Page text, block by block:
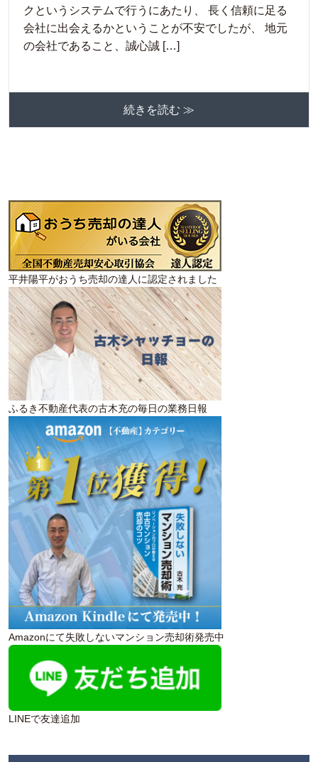
クというシステムで行うにあたり、 長く信頼に足る
会社に出会えるかということが不安でしたが、 地元
の会社であること、誠心誠 […]
続きを読む ≫
平井陽平がおうち売却の達人に認定されました
ふるき不動産代表の古木充の毎日の業務日報
Amazonにて失敗しないマンション売却術発売中
LINEで友達追加